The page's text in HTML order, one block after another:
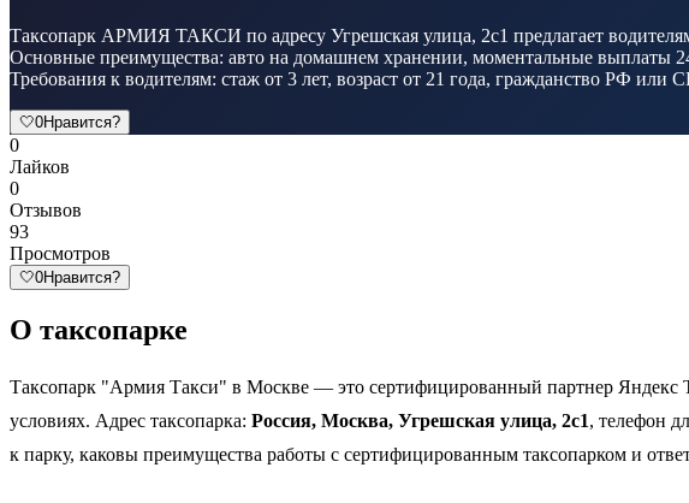
Таксопарк АРМИЯ ТАКСИ по адресу Угрешская улица, 2с1 предлагает
Основные преимущества: авто на домашнем хранении, моментальные выплаты
Требования к водителям: стаж от 3 лет, возраст от 21 года, гражданство РФ или
🤍0Нравится?
0
Лайков
0
Отзывов
93
Просмотров
🤍0Нравится?
О таксопарке
Таксопарк "Армия Такси" в Москве — это сертифицированный партнер Яндекс
условиях. Адрес таксопарка: Россия, Москва, Угрешская улица, 2с1, телефон
к парку, каковы преимущества работы с сертифицированным таксопарком и